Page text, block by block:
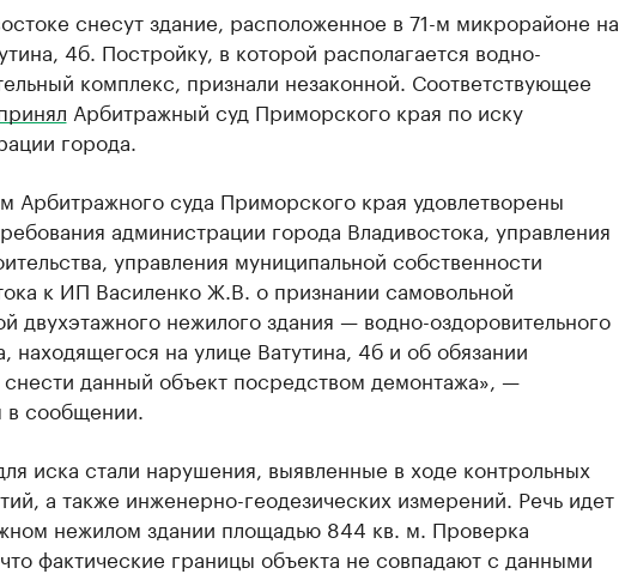
снесут здание, расположенное в 71-м микрорайоне на
4б. Постройку, в которой располагается водно-
комплекс, признали незаконной. Соответствующее
Арбитражный суд Приморского края по иску
города.
Арбитражного суда Приморского края удовлетворены
администрации города Владивостока, управления
управления муниципальной собственности
к ИП Василенко Ж.В. о признании самовольной
двухэтажного нежилого здания — водно-оздоровительного
находящегося на улице Ватутина, 4б и об обязании
снести данный объект посредством демонтажа», —
в сообщении.
иска стали нарушения, выявленные в ходе контрольных
а также инженерно-геодезических измерений. Речь идет
нежилом здании площадью 844 кв. м. Проверка
фактические границы объекта не совпадают с данными